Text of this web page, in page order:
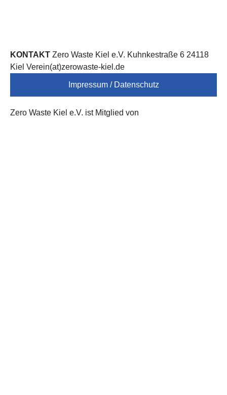
KONTAKT Zero Waste Kiel e.V. Kuhnkestraße 6 24118
Kiel Verein(at)zerowaste-kiel.de
Impressum / Datenschutz
Zero Waste Kiel e.V. ist Mitglied von